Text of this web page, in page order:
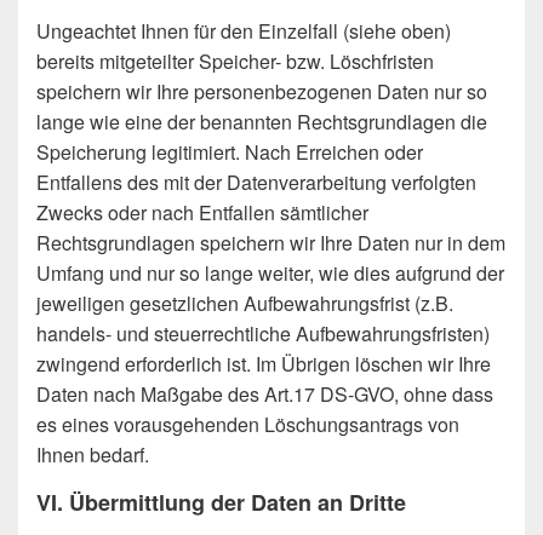
Ungeachtet Ihnen für den Einzelfall (siehe oben)
bereits mitgeteilter Speicher- bzw. Löschfristen
speichern wir Ihre personenbezogenen Daten nur so
lange wie eine der benannten Rechtsgrundlagen die
Speicherung legitimiert. Nach Erreichen oder
Entfallens des mit der Datenverarbeitung verfolgten
Zwecks oder nach Entfallen sämtlicher
Rechtsgrundlagen speichern wir Ihre Daten nur in dem
Umfang und nur so lange weiter, wie dies aufgrund der
jeweiligen gesetzlichen Aufbewahrungsfrist (z.B.
handels- und steuerrechtliche Aufbewahrungsfristen)
zwingend erforderlich ist. Im Übrigen löschen wir Ihre
Daten nach Maßgabe des Art.17 DS-GVO, ohne dass
es eines vorausgehenden Löschungsantrags von
Ihnen bedarf.
VI. Übermittlung der Daten an Dritte